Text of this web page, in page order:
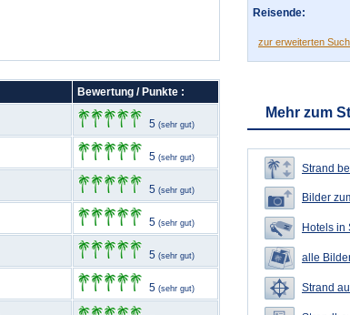
Bewertung / Punkte :
5 (sehr gut)
5 (sehr gut)
5 (sehr gut)
5 (sehr gut)
5 (sehr gut)
5 (sehr gut)
Reisende:
zur erweiterten
Mehr zum
Strand
Bilder
Hotels in
alle
Strand